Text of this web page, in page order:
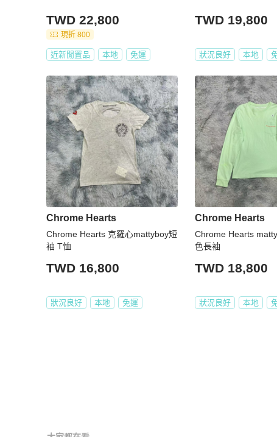
TWD 22,800
現折 800
近新閒置品 本地 免運
TWD 19,800
狀況良好 本地
Chrome Hearts
Chrome Hearts 克羅心mattyboy短
袖 T恤
TWD 16,800
狀況良好 本地 免運
Chrome Hearts
Chrome Hearts
色長袖
TWD 18,800
狀況良好 本地